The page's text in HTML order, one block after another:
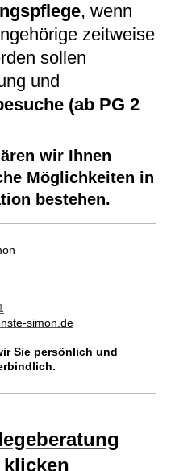
, wenn
zeitweise
sollen
und
(ab PG 2
wir Ihnen
Möglichkeiten in
bestehen.
simon.de
Sie persönlich und
klicken